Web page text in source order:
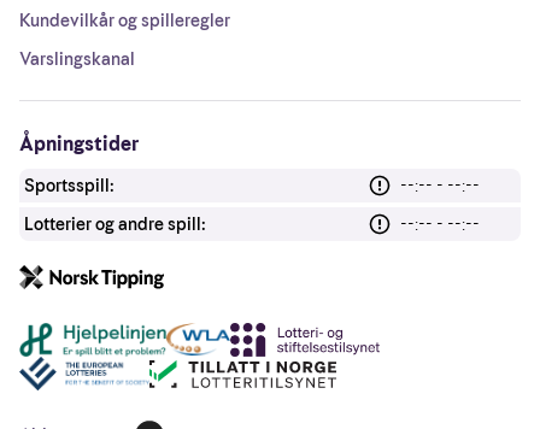
Kundevilkår og spilleregler
Varslingskanal
Åpningstider
Sportsspill:
--:-- - --:--
Lotterier og andre spill:
--:-- - --:--
Andre lenker